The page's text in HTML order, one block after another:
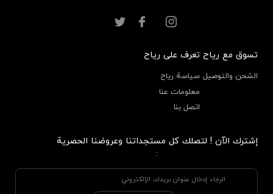
تسوق مع رياح
الشحن والتوصيل
تعرف على رياح
سياسة رياح
معلومات عنا
اتصل بنا
إشترك الآن ! لتصلك كل مستجداتنا وعروضنا الحصرية
: